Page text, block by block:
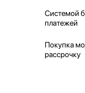
Системой
платежей
Покупка
рассрочку